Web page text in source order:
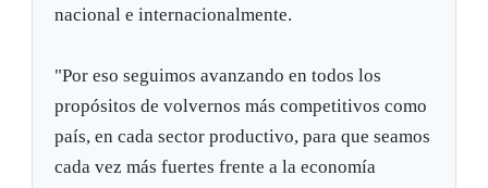
nacional e internacionalmente.
"Por eso seguimos avanzando en todos los
propósitos de volvernos más competitivos como
país, en cada sector productivo, para que seamos
cada vez más fuertes frente a la economía